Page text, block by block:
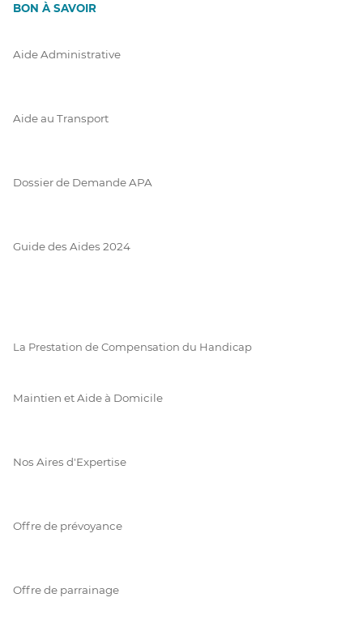
BON À SAVOIR
Aide Administrative
Aide au Transport
Dossier de Demande APA
Guide des Aides 2024
La Prestation de Compensation du Handicap
Maintien et Aide à Domicile
Nos Aires d'Expertise
Offre de prévoyance
Offre de parrainage